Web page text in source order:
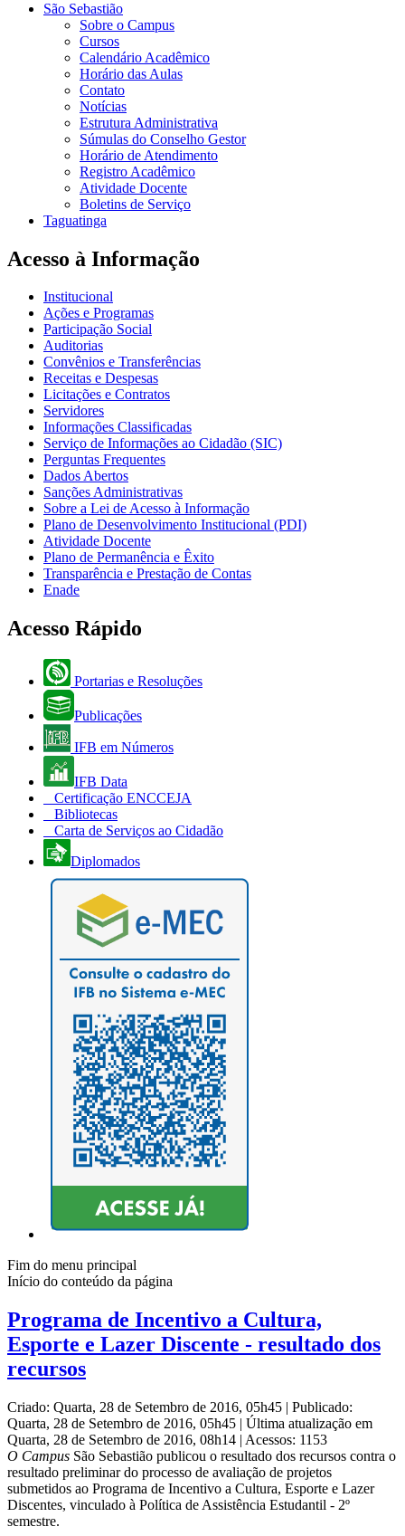
São Sebastião
Sobre o Campus
Cursos
Calendário Acadêmico
Horário das Aulas
Contato
Notícias
Estrutura Administrativa
Súmulas do Conselho Gestor
Horário de Atendimento
Registro Acadêmico
Atividade Docente
Boletins de Serviço
Taguatinga
Acesso à Informação
Institucional
Ações e Programas
Participação Social
Auditorias
Convênios e Transferências
Receitas e Despesas
Licitações e Contratos
Servidores
Informações Classificadas
Serviço de Informações ao Cidadão (SIC)
Perguntas Frequentes
Dados Abertos
Sanções Administrativas
Sobre a Lei de Acesso à Informação
Plano de Desenvolvimento Institucional (PDI)
Atividade Docente
Plano de Permanência e Êxito
Transparência e Prestação de Contas
Enade
Acesso Rápido
Portarias e Resoluções
Publicações
IFB em Números
IFB Data
Certificação ENCCEJA
Bibliotecas
Carta de Serviços ao Cidadão
Diplomados
Fim do menu principal
Início do conteúdo da página
Programa de Incentivo a Cultura,
Esporte e Lazer Discente - resultado dos
recursos
Criado: Quarta, 28 de Setembro de 2016, 05h45 | Publicado:
Quarta, 28 de Setembro de 2016, 05h45 | Última atualização em
Quarta, 28 de Setembro de 2016, 08h14 | Acessos: 1153
O Campus São Sebastião publicou o resultado dos recursos contra o
resultado preliminar do processo de avaliação de projetos
submetidos ao Programa de Incentivo a Cultura, Esporte e Lazer
Discentes, vinculado à Política de Assistência Estudantil - 2º
semestre.